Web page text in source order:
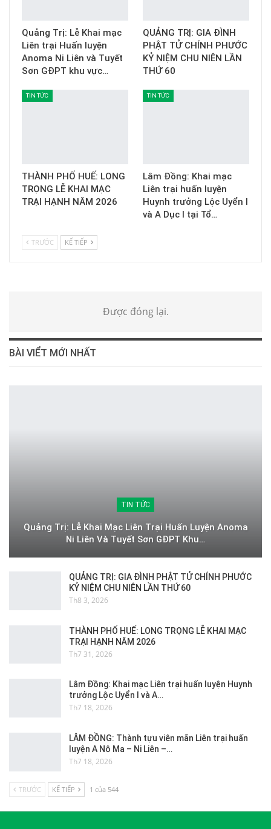
Quảng Trị: Lễ Khai mạc
Liên trại Huấn luyện
Anoma Ni Liên và Tuyết
Sơn GĐPT khu vực…
QUẢNG TRỊ: GIA ĐÌNH
PHẬT TỬ CHÍNH PHƯỚC
KỶ NIỆM CHU NIÊN LẦN
THỨ 60
TIN TỨC
THÀNH PHỐ HUẾ: LONG
TRỌNG LỄ KHAI MẠC
TRẠI HẠNH NĂM 2026
TIN TỨC
Lâm Đồng: Khai mạc
Liên trại huấn luyện
Huynh trưởng Lộc Uyển I
và A Dục I tại Tổ…
TRƯỚC KẾ TIẾP
Được đóng lại.
BÀI VIỂT MỚI NHẤT
TIN TỨC
Quảng Trị: Lễ Khai Mạc Liên Trại Huấn Luyện Anoma
Ni Liên Và Tuyết Sơn GĐPT Khu…
QUẢNG TRỊ: GIA ĐÌNH PHẬT TỬ CHÍNH PHƯỚC
KỶ NIỆM CHU NIÊN LẦN THỨ 60
Th8 3, 2026
THÀNH PHỐ HUẾ: LONG TRỌNG LỄ KHAI MẠC
TRẠI HẠNH NĂM 2026
Th7 31, 2026
Lâm Đồng: Khai mạc Liên trại huấn luyện Huynh
trưởng Lộc Uyển I và A…
Th7 18, 2026
LÂM ĐỒNG: Thành tựu viên mãn Liên trại huấn
luyện A Nô Ma – Ni Liên –…
Th7 18, 2026
TRƯỚC KẾ TIẾP 1 của 544